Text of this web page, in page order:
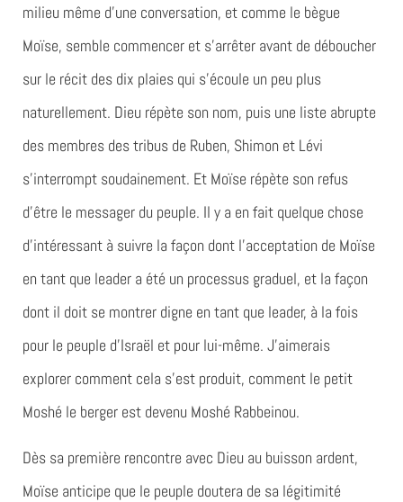
milieu même d’une conversation, et comme le bègue
Moïse, semble commencer et s’arrêter avant de déboucher
sur le récit des dix plaies qui s’écoule un peu plus
naturellement. Dieu répète son nom, puis une liste abrupte
des membres des tribus de Ruben, Shimon et Lévi
s’interrompt soudainement. Et Moïse répète son refus
d’être le messager du peuple. Il y a en fait quelque chose
d’intéressant à suivre la façon dont l’acceptation de Moïse
en tant que leader a été un processus graduel, et la façon
dont il doit se montrer digne en tant que leader, à la fois
pour le peuple d’Israël et pour lui-même. J’aimerais
explorer comment cela s’est produit, comment le petit
Moshé le berger est devenu Moshé Rabbeinou.
Dès sa première rencontre avec Dieu au buisson ardent,
Moïse anticipe que le peuple doutera de sa légitimité